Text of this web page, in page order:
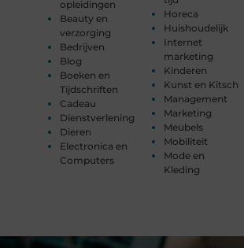
opleidingen
Beauty en
verzorging
Bedrijven
Blog
Boeken en
Tijdschriften
Cadeau
Dienstverlening
Dieren
Electronica en
Computers
Horeca
Huishoudelijk
Internet
marketing
Kinderen
Kunst en Kitsch
Management
Marketing
Meubels
Mobiliteit
Mode en
Kleding